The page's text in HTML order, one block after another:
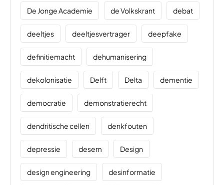
De Jonge Academie de Volkskrant debat
deeltjes deeltjesvertrager deepfake
definitiemacht dehumanisering
dekolonisatie Delft Delta dementie
democratie demonstratierecht
dendritische cellen denkfouten
depressie desem Design
design engineering desinformatie